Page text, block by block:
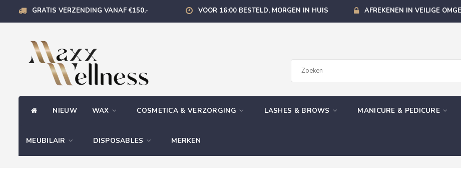
GRATIS VERZENDING VANAF €150,- VOOR 16:00 BESTELD, MORGEN IN HUIS AFREKENEN IN VEILIGE
NIEUW WAX COSMETICA & VERZORGING LASHES & BROWS MANICURE & PEDICURE
MEUBILAIR DISPOSABLES MERKEN